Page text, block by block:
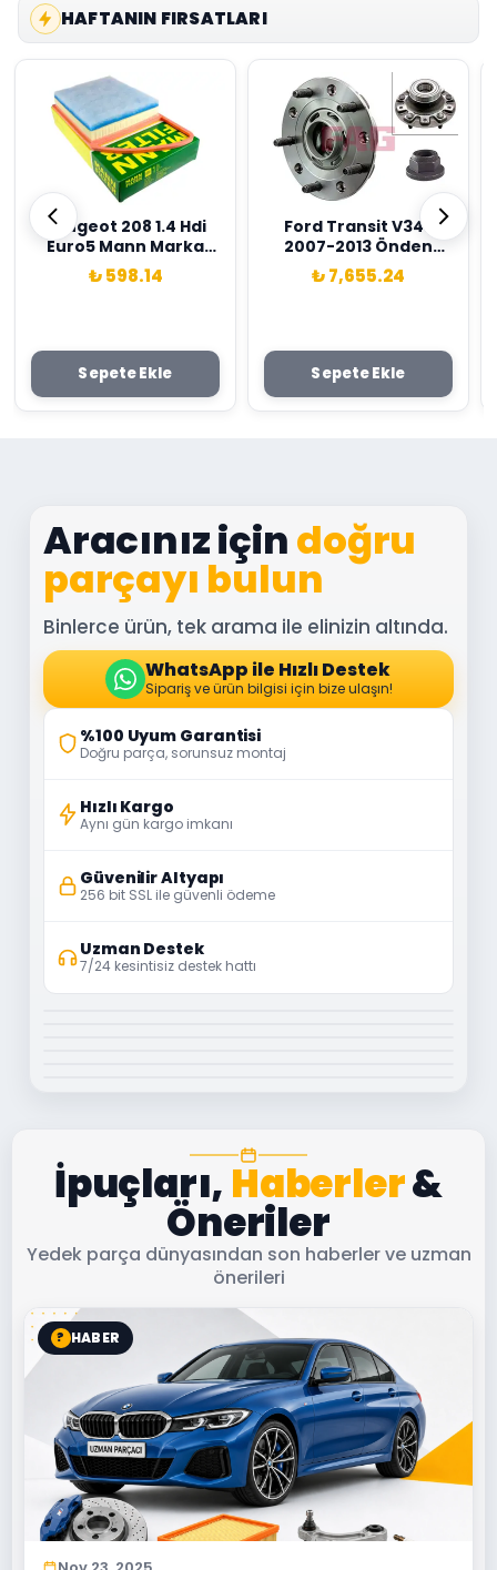
HAFTANIN FIRSATLARI
Peugeot 208 1.4 Hdi
Euro5 Mann Marka
1444.TV
₺ 598.14
Sepete Ekle
Ford Transit V347
2007-2013 Önden
Çekişli Abs li Tip Uzun
Şase Arka Porya Fag
₺ 7,655.24
Sepete Ekle
Aracınız içindoğru
parçayı bulun
Binlerce ürün, tek arama ile elinizin altında.
WhatsApp ile Hızlı Destek
Sipariş ve ürün bilgisi için bize ulaşın!
%100 Uyum Garantisi
Doğru parça, sorunsuz montaj
Hızlı Kargo
Aynı gün kargo imkanı
Güvenilir Altyapı
256 bit SSL ile güvenli ödeme
Uzman Destek
7/24 kesintisiz destek hattı
İpuçları, Haberler&
Öneriler
Yedek parça dünyasından son haberler ve uzman
önerileri
? HABER